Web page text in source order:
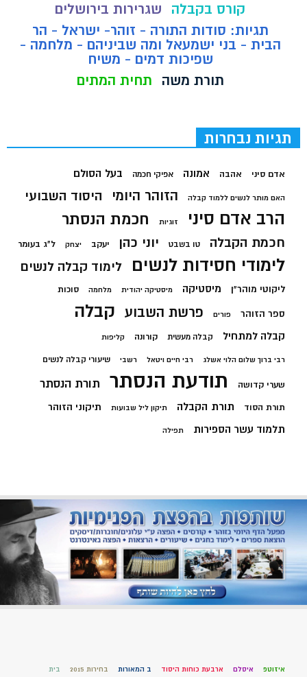
קורס בקבלה
שגרירות בירושלים
תגיות: סודות התורה - זוהר- ישראל - הר
הבית - בני ישמעאל ומה שביניהם - מלחמה -
שפיכות דמים - משיח
תורת משה
תחית המתים
תגיות נבחרות
אדם סיני אהבה אמונה אפיקי חכמה בעל הסולם
האם מותר לנשים ללמוד קבלה הזוהר היומי היסוד השבועי
הרב אדם סיני זוגיות חכמת הנסתר
חכמת הקבלה טו בשבט יוני כהן יעקב יצחק ל"ג בעומר
לימודי חסידות לנשים לימוד קבלה לנשים
ליקוטי מוהר"ן מיסטיקה מיסטיקה יהודית מלחמה סוכות
ספר הזוהר פורים פרשת השבוע קבלה
קבלה למתחיל קבלה מעשית קורונה קליפות
רבי ברוך שלום הלוי אשלג רבי חיים ויטאל רשבי שיעורי קבלה לנשים
שערי קדושה תודעת הנסתר תורת הנסתר
תורת הסוד תורת הקבלה תיקון ליל שבועות תיקוני הזוהר
תלמוד עשר הספירות תפילה
איזוטפ איסלם ארבעת כוחות היסוד ב המאורות בחירות 2015 בית